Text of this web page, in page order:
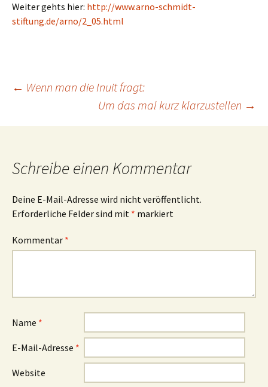
Weiter gehts hier: http://www.arno-schmidt-
stiftung.de/arno/2_05.html
Beitrags-
Navigation
← Wenn man die Inuit fragt:
Um das mal kurz klarzustellen →
Schreibe einen Kommentar
Deine E-Mail-Adresse wird nicht veröffentlicht.
Erforderliche Felder sind mit * markiert
Kommentar *
Name *
E-Mail-Adresse *
Website